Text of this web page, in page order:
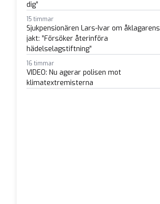
dig”
15 timmar
Sjukpensionären Lars-Ivar om åklagarens
jakt: ”Försöker återinföra
hädelselagstiftning”
16 timmar
VIDEO: Nu agerar polisen mot
klimatextremisterna